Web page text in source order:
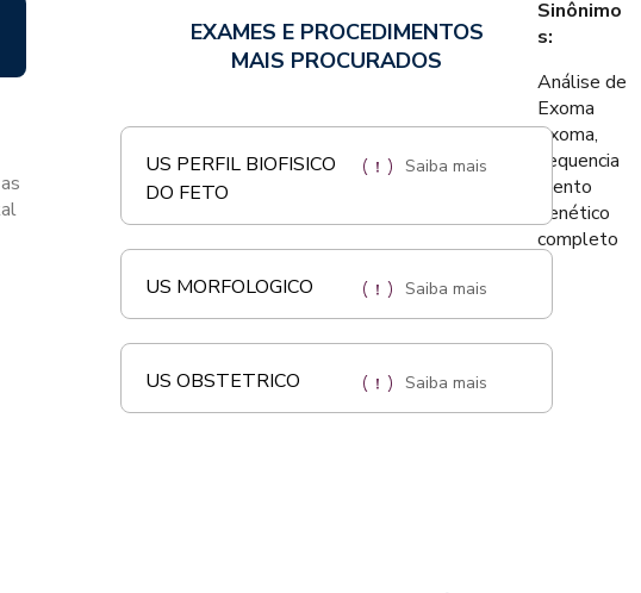
Sinônimo
s:
Análise de
Exoma
Exoma,
sequencia
mento
genético
completo
EXAMES E PROCEDIMENTOS
MAIS PROCURADOS
US PERFIL BIOFISICO
DO FETO
Saiba mais
US MORFOLOGICO Saiba mais
US OBSTETRICO Saiba mais